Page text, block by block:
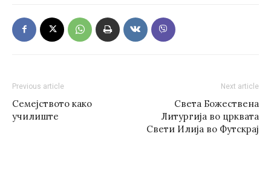
Previous article
Семејството како
училиште
Next article
Света Божествена
Литургија во црквата
Свети Илија во Футскрај